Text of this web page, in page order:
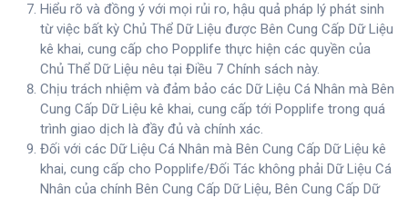
Hiểu rõ và đồng ý với mọi rủi ro, hậu quả pháp lý phát sinh
từ việc bất kỳ Chủ Thể Dữ Liệu được Bên Cung Cấp Dữ Liệu
kê khai, cung cấp cho Popplife thực hiện các quyền của
Chủ Thể Dữ Liệu nêu tại Điều 7 Chính sách này.
Chịu trách nhiệm và đảm bảo các Dữ Liệu Cá Nhân mà Bên
Cung Cấp Dữ Liệu kê khai, cung cấp tới Popplife trong quá
trình giao dịch là đầy đủ và chính xác.
Đối với các Dữ Liệu Cá Nhân mà Bên Cung Cấp Dữ Liệu kê
khai, cung cấp cho Popplife/Đối Tác không phải Dữ Liệu Cá
Nhân của chính Bên Cung Cấp Dữ Liệu, Bên Cung Cấp Dữ